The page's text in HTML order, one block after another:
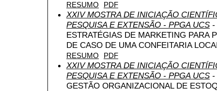
RESUMO PDF
XXIV MOSTRA DE INICIAÇÃO
PESQUISA E EXTENSÃO - PPGA UCS -
ESTRATÉGIAS DE MARKETING PARA
DE CASO DE UMA CONFEITARIA
RESUMO PDF
XXIV MOSTRA DE INICIAÇÃO
PESQUISA E EXTENSÃO - PPGA UCS -
GESTÃO ORGANIZACIONAL DE